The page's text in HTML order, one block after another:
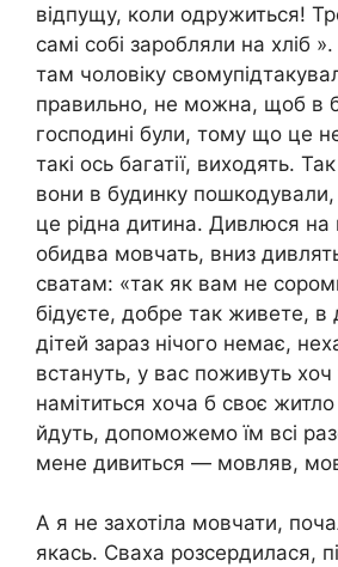
відпущу, коли одружиться!
самі собі заробляли на хліб
там чоловіку
правильно, не можна, щоб в
господині були, тому що це
такі ось багатії, виходять.
вони в будинку
це рідна дитина. Дивлюся
обидва мовчать, вниз
сватам: «так як вам не
бідуєте, добре так живете, в
дітей зараз нічого немає,
встануть, у вас поживуть хоч
намітиться хоча б своє
йдуть, допоможемо їм всі
мене дивиться — мовляв,
А я не захотіла мовчати,
якась. Сваха розсердилася,